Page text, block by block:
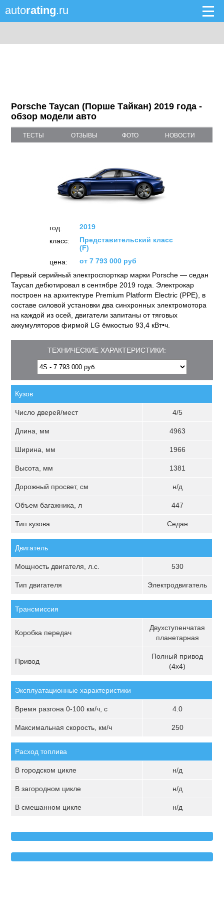
autorating.ru
Porsche Taycan (Порше Тайкан) 2019 года -
обзор модели авто
ТЕСТЫ ОТЗЫВЫ ФОТО НОВОСТИ
год:
2019
класс:
Представительский класс
(F)
цена:
от 7 793 000 руб
Первый серийный электроспорткар марки Porsche — седан
Taycan дебютировал в сентябре 2019 года. Электрокар
построен на архитектуре Premium Platform Electric (PPE), в
составе силовой установки два синхронных электромотора
на каждой из осей, двигатели запитаны от тяговых
аккумуляторов фирмой LG ёмкостью 93,4 кВт•ч.
ТЕХНИЧЕСКИЕ ХАРАКТЕРИСТИКИ:
Кузов
Число дверей/мест 4/5
Длина, мм 4963
Ширина, мм 1966
Высота, мм 1381
Дорожный просвет, см н/д
Объем багажника, л 447
Тип кузова Седан
Двигатель
Мощность двигателя, л.с. 530
Тип двигателя Электродвигатель
Трансмиссия
Коробка передач
Двухступенчатая
планетарная
Привод
Полный привод
(4х4)
Эксплуатационные характеристики
Время разгона 0-100 км/ч, с 4.0
Максимальная скорость, км/ч 250
Расход топлива
В городском цикле н/д
В загородном цикле н/д
В смешанном цикле н/д